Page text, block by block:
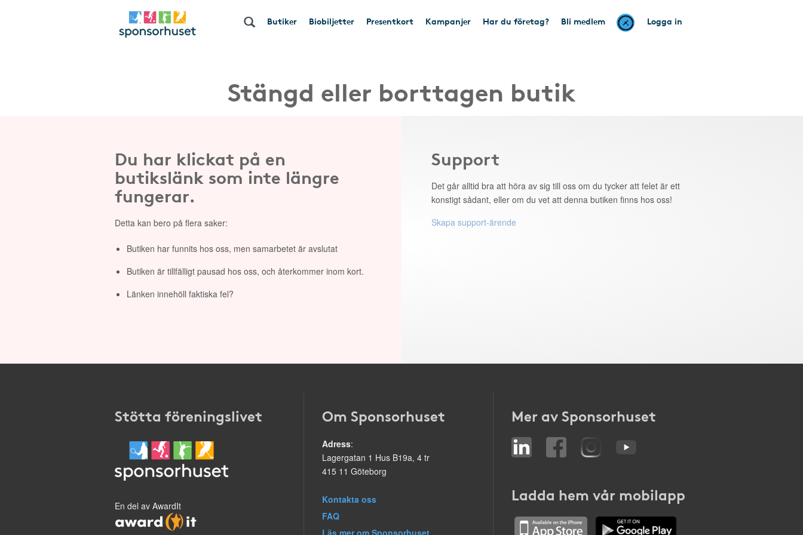
Butiker Biobiljetter Presentkort Kampanjer Har du företag? Bli medlem Logga in
Stängd eller borttagen butik
Du har klickat på en
butikslänk som inte längre
fungerar.
Detta kan bero på flera saker:
Butiken har funnits hos oss, men samarbetet är avslutat
Butiken är tillfälligt pausad hos oss, och återkommer inom kort.
Länken innehöll faktiska fel?
Support
Det går alltid bra att höra av sig till oss om du tycker att felet är ett
konstigt sådant, eller om du vet att denna butiken finns hos oss!
Skapa support-ärende
Stötta föreningslivet
En del av AwardIt
Om Sponsorhuset
Adress:
Lagergatan 1 Hus B19a, 4 tr
415 11 Göteborg
Kontakta oss
FAQ
Läs mer om Sponsorhuset
Mer av Sponsorhuset
Ladda hem vår mobilapp